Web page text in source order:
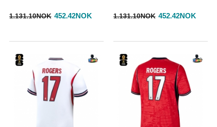
1.131.10NOK 452.42NOK 1.131.10NOK 452.42NOK